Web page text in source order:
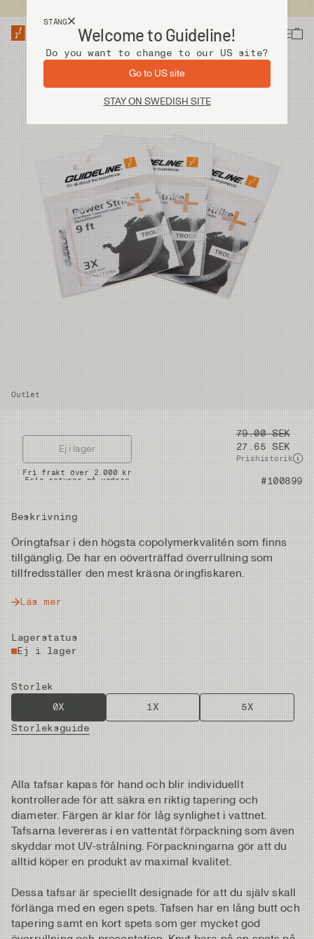
STÄNG
Welcome to Guideline!
Do you want to change to our US site?
Go to US site
STAY ON SWEDISH SITE
Outlet
Pris
79.00 SEK
27.65 SEK
Prishistorik
Artikelnummer #100899
Beskrivning
Öringtafsar i den högsta copolymerkvalitén som finns
tillgänglig. De har en oöverträffad överrullning som
tillfredsställer den mest kräsna öringfiskaren.
Läs mer
Lagerstatus
Ej i lager
Storlek
0X
1X
5X
Storleksguide
Ej i lager
Snabba leveranser
Fri frakt över 2.000 kr
Fria returer på vadare
Alla tafsar kapas för hand och blir individuellt
kontrollerade för att säkra en riktig tapering och
diameter. Färgen är klar för låg synlighet i vattnet.
Tafsarna levereras i en vattentät förpackning som även
skyddar mot UV-strålning. Förpackningarna gör att du
alltid köper en produkt av maximal kvalitet.
Dessa tafsar är speciellt designade för att du själv skall
förlänga med en egen spets. Tafsen har en lång butt och
tapering samt en kort spets som ger mycket god